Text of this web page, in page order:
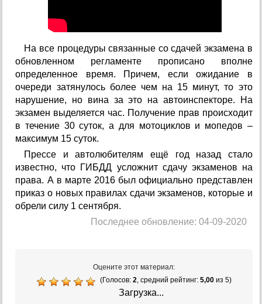
На все процедуры связанные со сдачей экзамена в
обновленном регламенте прописано вполне
определенное время. Причем, если ожидание в
очереди затянулось более чем на 15 минут, то это
нарушение, но вина за это на автоинспекторе. На
экзамен выделяется час. Получение прав происходит
в течение 30 суток, а для мотоциклов и мопедов –
максимум 15 суток.
Прессе и автолюбителям ещё год назад стало
известно, что ГИБДД усложнит сдачу экзаменов на
права. А в марте 2016 был официально представлен
приказ о новых правилах сдачи экзаменов, которые и
обрели силу 1 сентября.
Последнее обновление: 04-09-2020
Оцените этот материал:
(Голосов: 2 , средний рейтинг: 5,00из 5)
Загрузка...